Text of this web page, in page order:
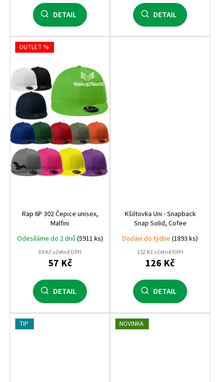
DETAIL DETAIL
OUTLET %
Rap 6P 302 Čepice unisex,
Malfini
Odesíláme do 2 dnů (5911 ks)
69 Kč včetně DPH
57 Kč
DETAIL
Kšiltovka Uni - Snapback
Snap Solid, Cofee
Dodání do týdne (1893 ks)
152 Kč včetně DPH
126 Kč
DETAIL
TIP NOVINKA